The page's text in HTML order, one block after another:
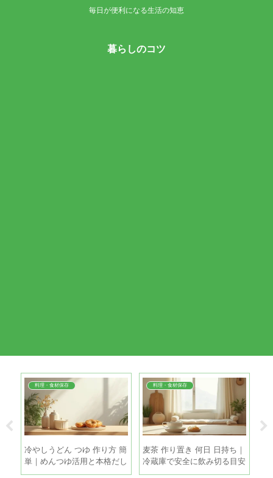
毎日が便利になる生活の知恵
暮らしのコツ
料理・食材保存
冷やしうどん つゆ 作り方 簡
単｜めんつゆ活用と本格だし
を5分で
料理・食材保存
麦茶 作り置き 何日 日持ち｜
冷蔵庫で安全に飲み切る目安
と保存のコツ